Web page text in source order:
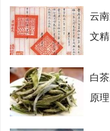
云
文精
白
原